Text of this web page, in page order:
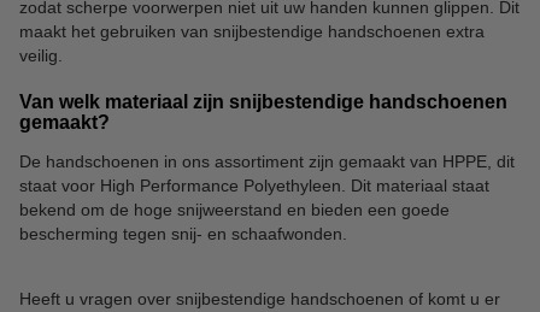
zodat scherpe voorwerpen niet uit uw handen kunnen glippen. Dit
maakt het gebruiken van snijbestendige handschoenen extra
veilig.
Van welk materiaal zijn snijbestendige handschoenen
gemaakt?
De handschoenen in ons assortiment zijn gemaakt van HPPE, dit
staat voor High Performance Polyethyleen. Dit materiaal staat
bekend om de hoge snijweerstand en bieden een goede
bescherming tegen snij- en schaafwonden.
Heeft u vragen over snijbestendige handschoenen of komt u er